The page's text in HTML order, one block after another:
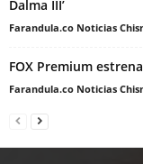
Dalma III’
Farandula.co Noticias
FOX Premium
Farandula.co Noticias